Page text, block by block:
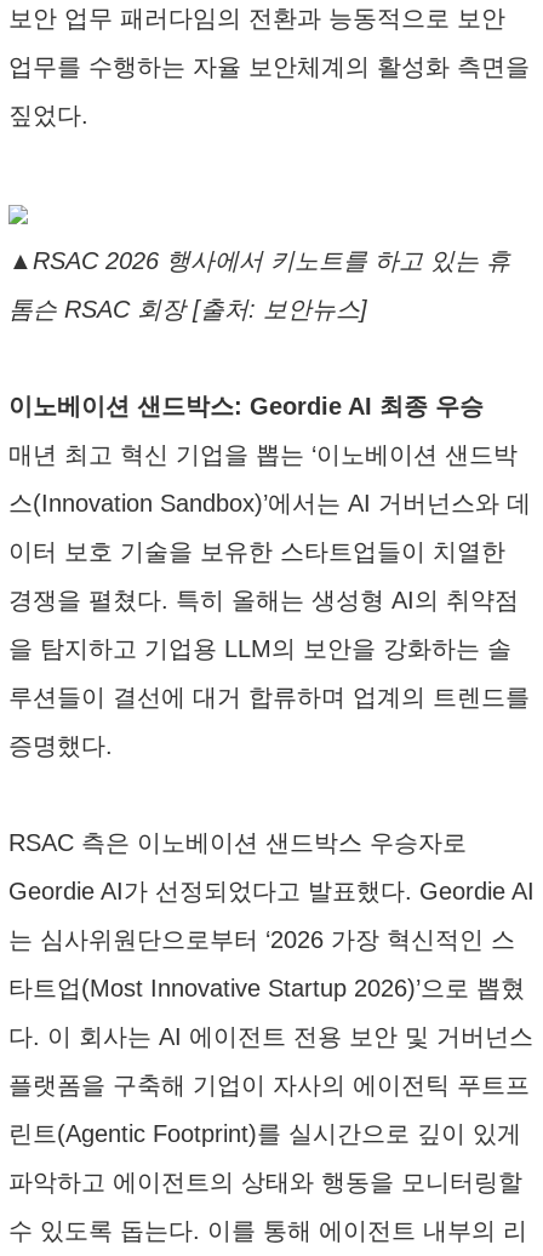
보안 업무 패러다임의 전환과 능동적으로 보안
업무를 수행하는 자율 보안체계의 활성화 측면을
짚었다.
▲RSAC 2026 행사에서 키노트를 하고 있는 휴
톰슨 RSAC 회장 [출처: 보안뉴스]
이노베이션 샌드박스: Geordie AI 최종 우승
매년 최고 혁신 기업을 뽑는 ‘이노베이션 샌드박
스(Innovation Sandbox)’에서는 AI 거버넌스와 데
이터 보호 기술을 보유한 스타트업들이 치열한
경쟁을 펼쳤다. 특히 올해는 생성형 AI의 취약점
을 탐지하고 기업용 LLM의 보안을 강화하는 솔
루션들이 결선에 대거 합류하며 업계의 트렌드를
증명했다.
RSAC 측은 이노베이션 샌드박스 우승자로
Geordie AI가 선정되었다고 발표했다. Geordie AI
는 심사위원단으로부터 ‘2026 가장 혁신적인 스
타트업(Most Innovative Startup 2026)’으로 뽑혔
다. 이 회사는 AI 에이전트 전용 보안 및 거버넌스
플랫폼을 구축해 기업이 자사의 에이전틱 푸트프
린트(Agentic Footprint)를 실시간으로 깊이 있게
파악하고 에이전트의 상태와 행동을 모니터링할
수 있도록 돕는다. 이를 통해 에이전트 내부의 리